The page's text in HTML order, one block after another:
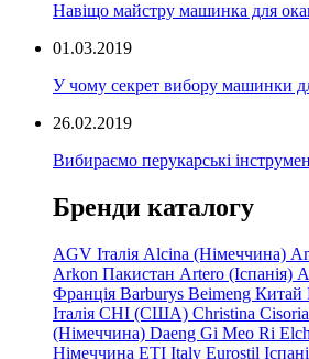
Навіщо майстру машинка для
01.03.2019
У чому секрет вибору машинки
26.02.2019
Вибираємо перукарські
Бренди каталогу
AGV Італія Alcina (Німеччина)
Arkon Пакистан Artero (Іспанія)
Франція Barburys Beimeng Китай
Італія CHI (США) Christina Cisoria
(Німеччина) Daeng Gi Meo Ri
Німеччина ETI Italy Eurostil